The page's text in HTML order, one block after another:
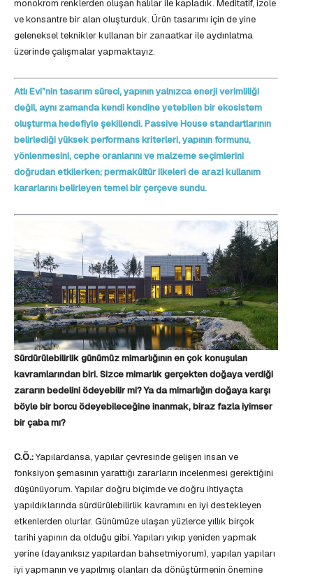
monokrom renklerden oluşan halılar ile kapladık. Meditatif, izole
ve konsantre bir alan oluşturduk. Ürün tasarımı için de yine
geleneksel teknikler kullanan bir zanaatkar ile aydınlatma
üzerinde çalışmalar yapmaktayız.
Atlı Evi”nin tasarım süreci, yapının yalnızca enerji verimliliği
değil, aynı zamanda kendi kendine yetebilen bir ekosistem
oluşturma hedefiyle şekillendi. Passive House standartlarının
belirlediği yüksek performans kriterleri, yapının formunu,
yönlenmesini, cephe oranlarını ve malzeme seçimlerini
doğrudan etkilerken; permakültür ilkeleri de arazi kullanım
kararlarını belirleyen temel bir çerçeve sundu.
Sürdürülebilirlik günümüz mimarlığının en çok konuşulan
kavramlarından biri. Sizce mimarlık gerçekten doğaya verdiği
zararın bedelini ödeyebilir mi? Ya da mimarlığın doğaya karşı
böyle bir borcu ödeyebileceğine inanmak, biraz fazla iyimser
bir çaba mı?
C.Ö.:Yapılardansa, yapılar çevresinde gelişen insan ve
fonksiyon şemasının yarattığı zararların incelenmesi gerektiğini
düşünüyorum. Yapılar doğru biçimde ve doğru ihtiyaçta
yapıldıklarında sürdürülebilirlik kavramını en iyi destekleyen
etkenlerden olurlar. Günümüze ulaşan yüzlerce yıllık birçok
tarihi yapının da olduğu gibi. Yapıları yıkıp yeniden yapmak
yerine (dayanıksız yapılardan bahsetmiyorum), yapılan yapıları
iyi yapmanın ve yapılmış olanları da dönüştürmenin önemine